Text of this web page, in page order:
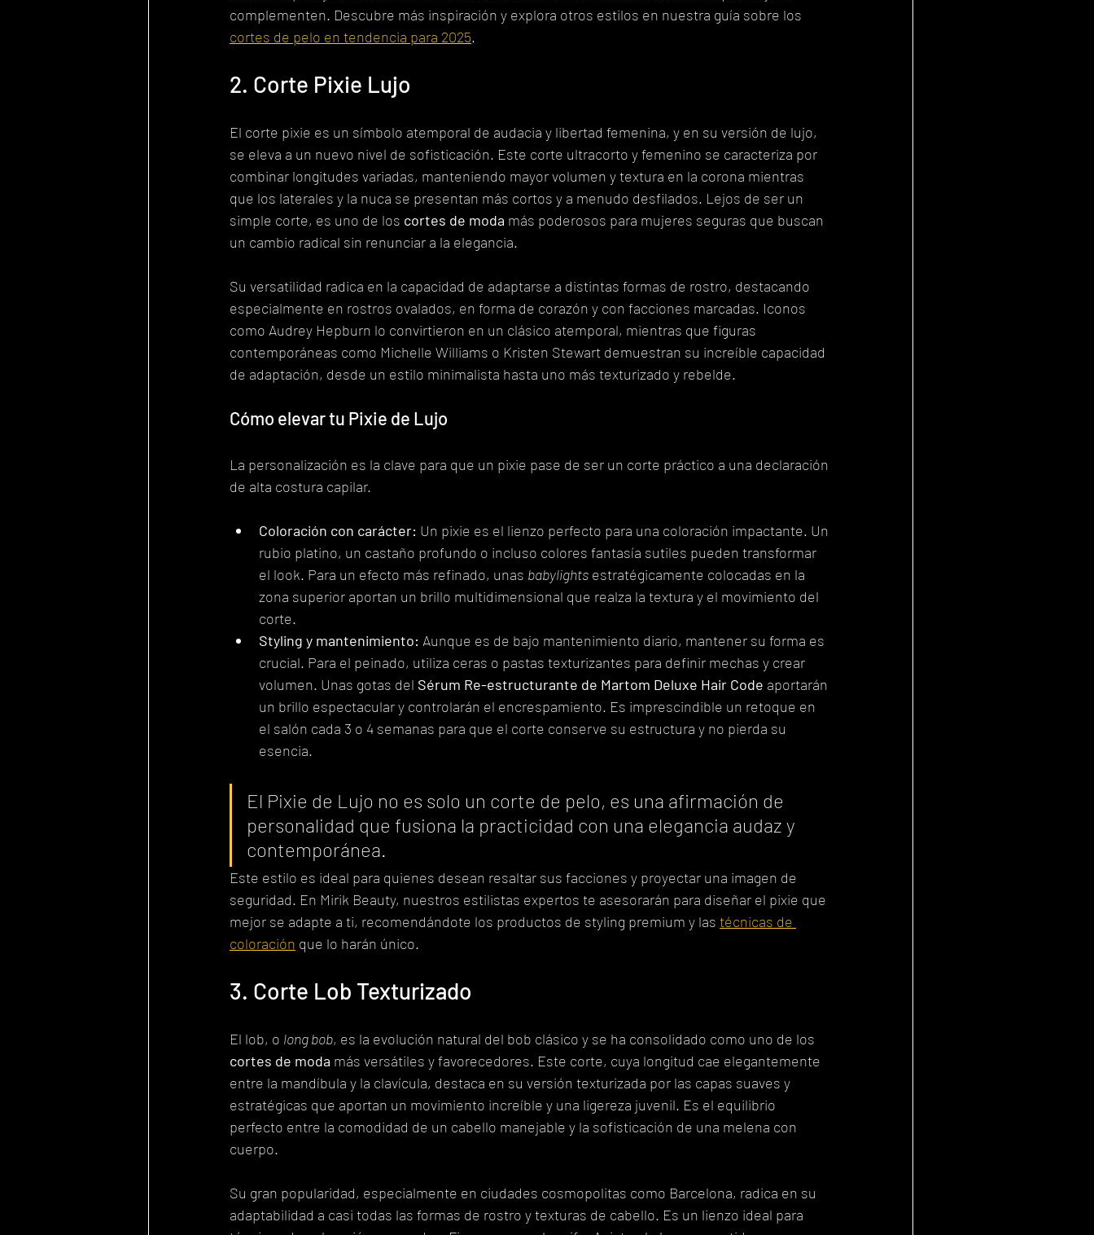
complementen. Descubre más inspiración y explora otros estilos en nuestra guía sobre los
cortes de pelo en tendencia para 2025.
2. Corte Pixie Lujo
El corte pixie es un símbolo atemporal de audacia y libertad femenina, y en su versión de lujo,
se eleva a un nuevo nivel de sofisticación. Este corte ultracorto y femenino se caracteriza por
combinar longitudes variadas, manteniendo mayor volumen y textura en la corona mientras
que los laterales y la nuca se presentan más cortos y a menudo desfilados. Lejos de ser un
simple corte, es uno de los cortes de moda más poderosos para mujeres seguras que buscan
un cambio radical sin renunciar a la elegancia.
Su versatilidad radica en la capacidad de adaptarse a distintas formas de rostro, destacando
especialmente en rostros ovalados, en forma de corazón y con facciones marcadas. Iconos
como Audrey Hepburn lo convirtieron en un clásico atemporal, mientras que figuras
contemporáneas como Michelle Williams o Kristen Stewart demuestran su increíble capacidad
de adaptación, desde un estilo minimalista hasta uno más texturizado y rebelde.
Cómo elevar tu Pixie de Lujo
La personalización es la clave para que un pixie pase de ser un corte práctico a una declaración
de alta costura capilar.
Coloración con carácter: Un pixie es el lienzo perfecto para una coloración impactante. Un
rubio platino, un castaño profundo o incluso colores fantasía sutiles pueden transformar
el look. Para un efecto más refinado, unas babylights estratégicamente colocadas en la
zona superior aportan un brillo multidimensional que realza la textura y el movimiento del
corte.
Styling y mantenimiento: Aunque es de bajo mantenimiento diario, mantener su forma es
crucial. Para el peinado, utiliza ceras o pastas texturizantes para definir mechas y crear
volumen. Unas gotas del Sérum Re-estructurante de Martom Deluxe Hair Code aportarán
un brillo espectacular y controlarán el encrespamiento. Es imprescindible un retoque en
el salón cada 3 o 4 semanas para que el corte conserve su estructura y no pierda su
esencia.
El Pixie de Lujo no es solo un corte de pelo, es una afirmación de
personalidad que fusiona la practicidad con una elegancia audaz y
contemporánea.
Este estilo es ideal para quienes desean resaltar sus facciones y proyectar una imagen de
seguridad. En Mirik Beauty, nuestros estilistas expertos te asesorarán para diseñar el pixie que
mejor se adapte a ti, recomendándote los productos de styling premium y las técnicas de
coloración que lo harán único.
3. Corte Lob Texturizado
El lob, o long bob, es la evolución natural del bob clásico y se ha consolidado como uno de los
cortes de moda más versátiles y favorecedores. Este corte, cuya longitud cae elegantemente
entre la mandíbula y la clavícula, destaca en su versión texturizada por las capas suaves y
estratégicas que aportan un movimiento increíble y una ligereza juvenil. Es el equilibrio
perfecto entre la comodidad de un cabello manejable y la sofisticación de una melena con
cuerpo.
Su gran popularidad, especialmente en ciudades cosmopolitas como Barcelona, radica en su
adaptabilidad a casi todas las formas de rostro y texturas de cabello. Es un lienzo ideal para